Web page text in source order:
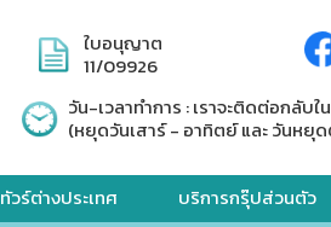
ใบอนุญาต
11/09926
วัน-เวลาทำการ : เราจะติดต่อกลับ
(หยุดวันเสาร์ - อาทิตย์ และ วันหยุ
ทัวร์ต่างประเทศ บริการกรุ๊ปส่วนตัว